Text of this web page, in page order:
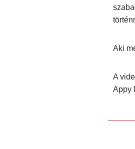
Aki
A
Appy